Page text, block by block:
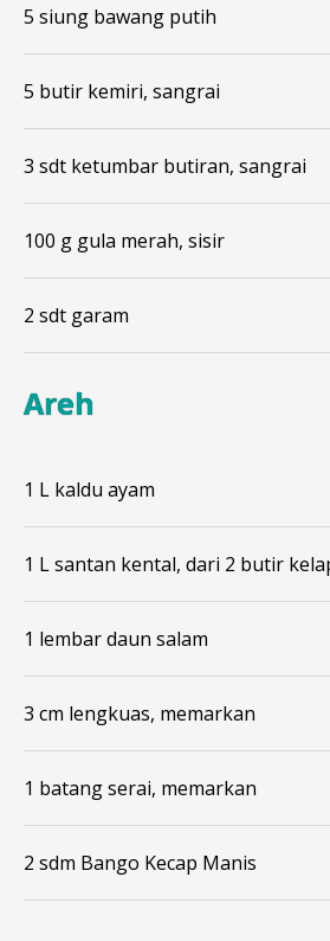
5 siung bawang putih
5 butir kemiri, sangrai
3 sdt ketumbar butiran, sangrai
100 g gula merah, sisir
2 sdt garam
Areh
1 L kaldu ayam
1 L santan kental, dari 2 butir
1 lembar daun salam
3 cm lengkuas, memarkan
1 batang serai, memarkan
2 sdm Bango Kecap Manis